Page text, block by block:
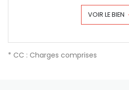
VOIR LE BIEN
* CC : Charges comprises